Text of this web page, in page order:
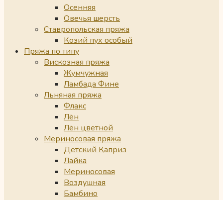
Осенняя
Овечья шерсть
Ставропольская пряжа
Козий пух особый
Пряжа по типу
Вискозная пряжа
Жумчужная
Ламбада Фине
Льняная пряжа
Флакс
Лён
Лён цветной
Мериносовая пряжа
Детский Каприз
Лайка
Мериносовая
Воздушная
Бамбино